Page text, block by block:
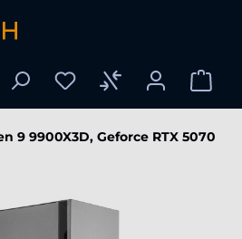
9 9900X3D, Geforce RTX 5070